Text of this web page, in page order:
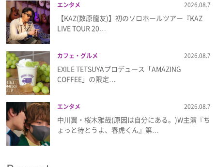
エンタメ 2026.08.7
【KAZ(数原龍友)】初のソロホールツアー『KAZ
LIVE TOUR 20…
カフェ・グルメ 2026.08.7
EXILE TETSUYAプロデュース「AMAZING
COFFEE」の限定…
エンタメ 2026.08.7
中川翼・桜木雅哉(原因は自分にある。)W主演『ち
ょっと待とうよ、春虎くん』第…